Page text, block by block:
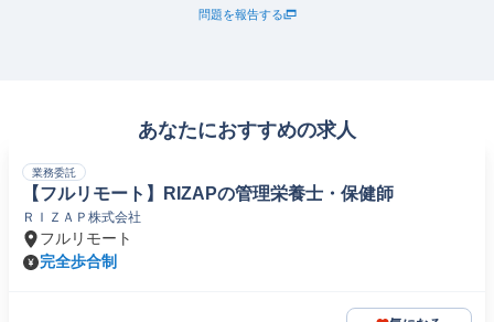
問題を報告する
あなたにおすすめの求人
業務委託
【フルリモート】RIZAPの管理栄養士・保健師
ＲＩＺＡＰ株式会社
フルリモート
完全歩合制